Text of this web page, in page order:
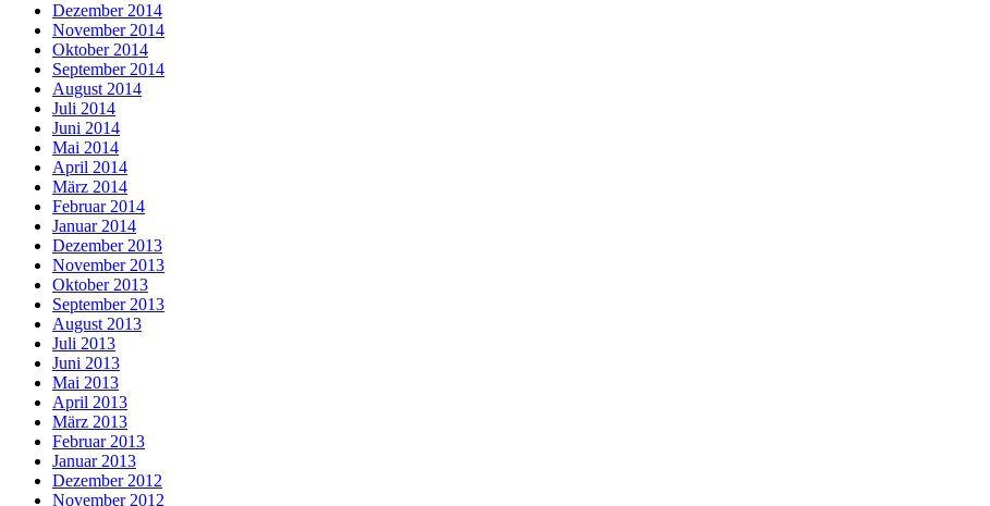
Dezember 2014
November 2014
Oktober 2014
September 2014
August 2014
Juli 2014
Juni 2014
Mai 2014
April 2014
März 2014
Februar 2014
Januar 2014
Dezember 2013
November 2013
Oktober 2013
September 2013
August 2013
Juli 2013
Juni 2013
Mai 2013
April 2013
März 2013
Februar 2013
Januar 2013
Dezember 2012
November 2012